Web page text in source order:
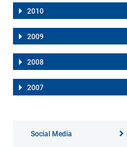
2010
2009
2008
2007
Social Media